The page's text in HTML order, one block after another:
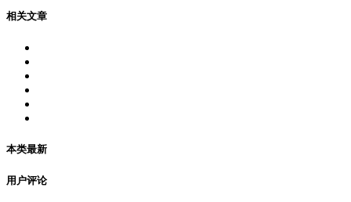
相关文章
本类最新
用户评论